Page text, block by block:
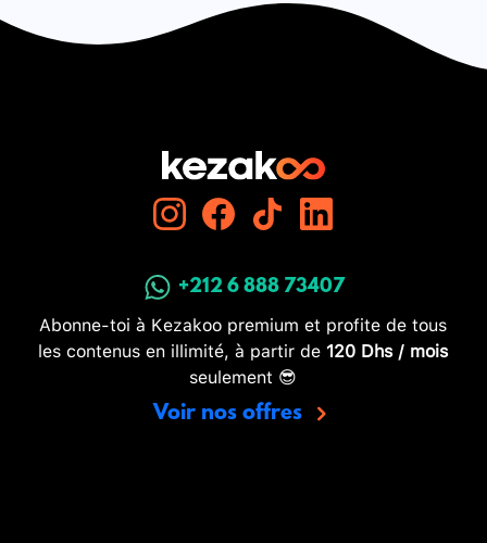
+212 6 888 73407
Abonne-toi à Kezakoo premium et profite de tous
les contenus en illimité, à partir de 120 Dhs / mois
seulement 😎
Voir nos offres